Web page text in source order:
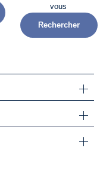
vous
Rechercher